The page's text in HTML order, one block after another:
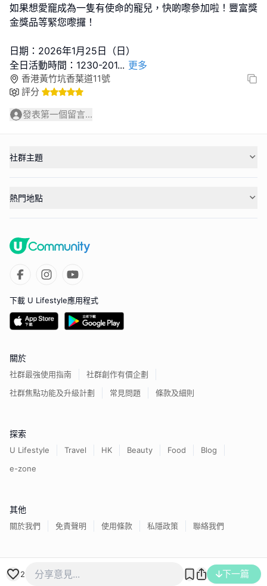
如果想愛竉成為一隻有使命的寵兒，快啲嚟參加啦！豐富獎
金獎品等緊您嚟攞！
日期：2026年1月25日（日）
全日活動時間：1230-201... 更多
香港黃竹坑香葉道11號
評分
發表第一個留言...
2 下一篇
社群主題
熱門地點
下載 U Lifestyle應用程式
關於
社群最強使用指南
社群創作有價企劃
社群焦點功能及升級計劃
常見問題 條款及細則
探索
U Lifestyle Travel HK Beauty Food
Blog
e-zone
其他
關於我們 免責聲明 使用條款 私隱政策 聯絡我們
香港經濟日報版權所有©